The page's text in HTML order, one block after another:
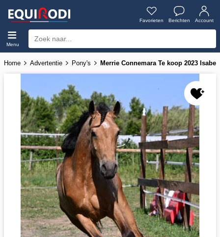
Favorieten Berichten Account
Menu
Home Advertentie Pony's Merrie Connemara Te koop 2023 Isabel